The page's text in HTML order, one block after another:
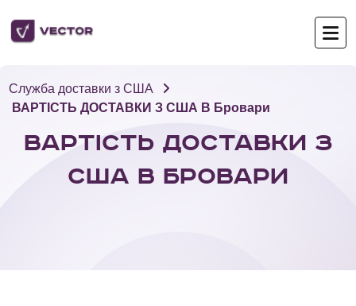
Служба доставки з США
ВАРТІСТЬ ДОСТАВКИ З США В Бровари
ВАРТІСТЬ ДОСТАВКИ З
США В Бровари